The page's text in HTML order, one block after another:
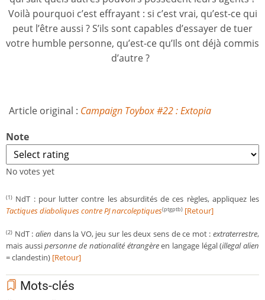
Voilà pourquoi c’est effrayant : si c’est vrai, qu’est-ce qui
peut l’être aussi ? S’ils sont capables d’essayer de tuer
votre humble personne, qu’est-ce qu’Ils ont déjà commis
d’autre ?
Article original : Campaign Toybox #22 : Extopia
Note
No votes yet
(1) NdT : pour lutter contre les absurdités de ces règles, appliquez les
Tactiques diaboliques contre PJ narcoleptiques(ptgptb) [Retour]
(2) NdT : alien dans la VO, jeu sur les deux sens de ce mot : extraterrestre,
mais aussipersonne de nationalité étrangèreen langage légal (illegal alien
= clandestin) [Retour]
Mots-clés